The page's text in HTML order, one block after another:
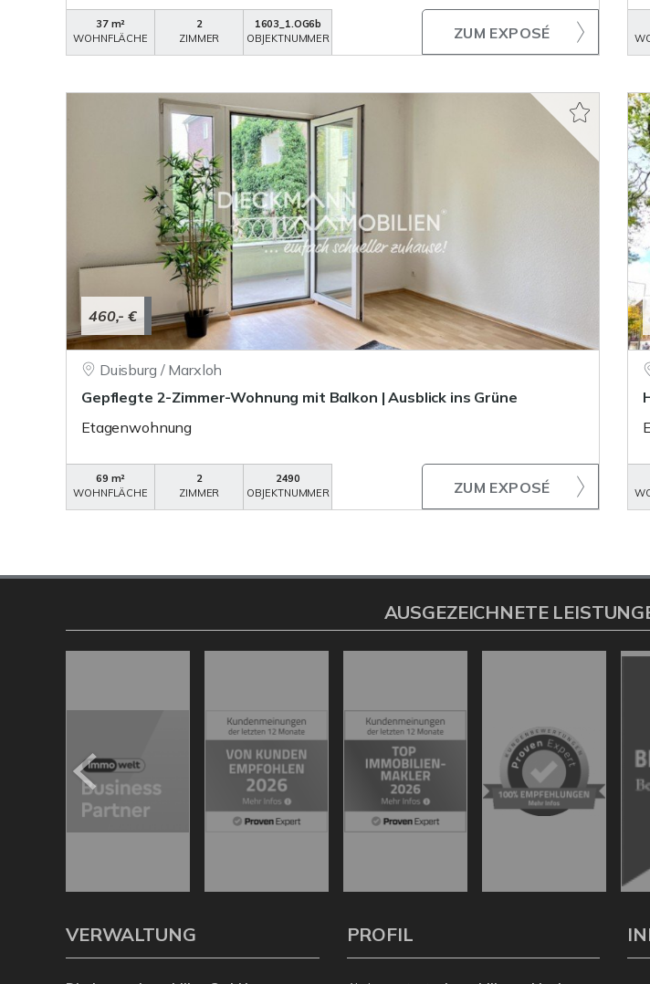
37 m²
WOHNFLÄCHE
2
ZIMMER
1603_1.OG6b
OBJEKTNUMMER
ZUM EXPOSÉ
460,- €
Duisburg / Marxloh
Gepflegte 2-Zimmer-Wohnung mit Balkon | Ausblick ins Grüne
Etagenwohnung
69 m²
WOHNFLÄCHE
2
ZIMMER
2490
OBJEKTNUMMER
ZUM EXPOSÉ
AUSGEZEICHNETE
VERWALTUNG PROFIL